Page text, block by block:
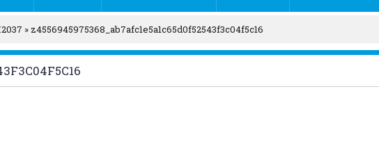
» z4556945975368_ab7afc1e5a1c65d0f52543f3c04f5c16